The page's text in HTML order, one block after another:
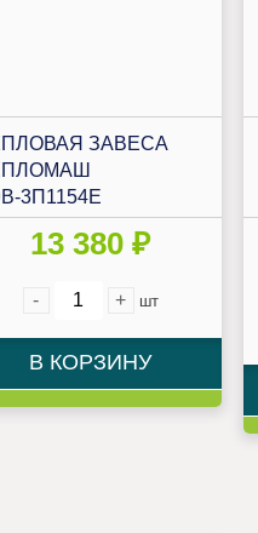
ЗАВЕСА
3П1154E
13 380 ₽
- + шт
В КОРЗИНУ